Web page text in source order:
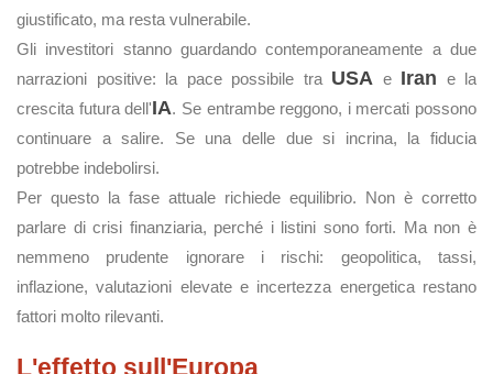
giustificato, ma resta vulnerabile.
Gli investitori stanno guardando contemporaneamente a due
narrazioni positive: la pace possibile tra USA e Iran e la
crescita futura dell'IA. Se entrambe reggono, i mercati possono
continuare a salire. Se una delle due si incrina, la fiducia
potrebbe indebolirsi.
Per questo la fase attuale richiede equilibrio. Non è corretto
parlare di crisi finanziaria, perché i listini sono forti. Ma non è
nemmeno prudente ignorare i rischi: geopolitica, tassi,
inflazione, valutazioni elevate e incertezza energetica restano
fattori molto rilevanti.
L'effetto sull'Europa